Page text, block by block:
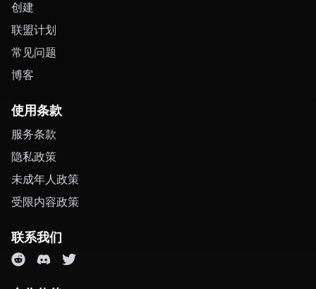
创建
联盟计划
常见问题
博客
使用条款
服务条款
隐私政策
未成年人政策
受限内容政策
联系我们